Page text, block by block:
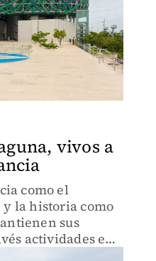
vivos a
como el
la historia como
sus
actividades en